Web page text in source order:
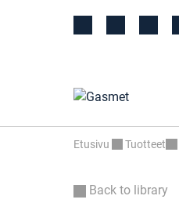
Etusivu Tuotteet
Back to library